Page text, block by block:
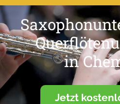
–
Portal
für
Musikunterricht
in
Jetzt